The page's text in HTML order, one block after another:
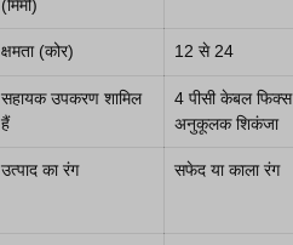
(मिमी)
क्षमता (कोर) 12 से 24
सहायक उपकरण शामिल
हैं
4 पीसी केबल
अनुकूलक शिकंजा
उत्पाद का रंग सफेद या काला रंग